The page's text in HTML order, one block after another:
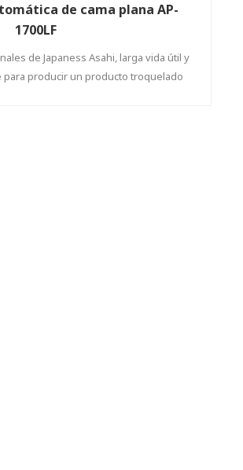
de cama plana AP-
1700LF
de Japaness Asahi, larga vida útil y
producir un producto troquelado